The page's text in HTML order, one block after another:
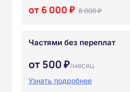
от 6 000 ₽ 8 000 ₽
Частями без переплат
от 500 ₽/месяц
Узнать подробнее